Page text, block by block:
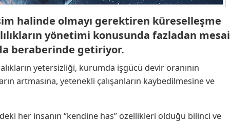
halinde olmayı gerektiren küreselleşme
yönetimi konusunda fazladan mesai
beraberinde getiriyor.
yetersizliği, kurumda işgücü devir oranının
artmasına, yetenekli çalışanların kaybedilmesine ve
her insanın “kendine has” özellikleri olduğu bilinci ve